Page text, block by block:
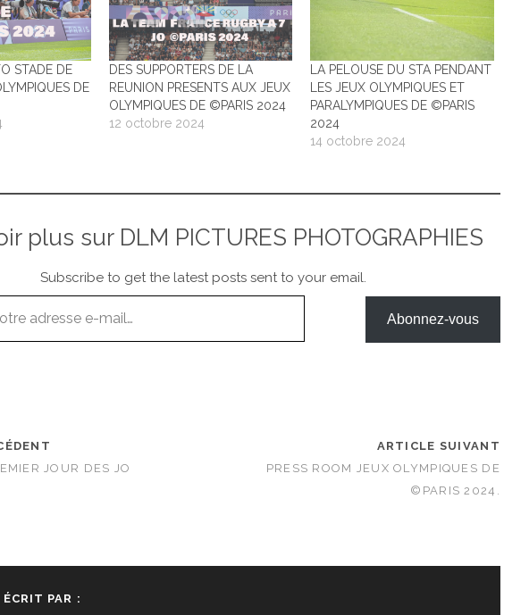
STADE DE
DE
DES SUPPORTERS DE LA
REUNION PRESENTS AUX JEUX
OLYMPIQUES DE ©PARIS 2024
12 octobre 2024
LA PELOUSE DU STA PENDANT
LES JEUX OLYMPIQUES ET
PARALYMPIQUES DE ©PARIS
2024
14 octobre 2024
plus sur DLM PICTURES PHOTOGRAPHIES
Subscribe to get the latest posts sent to your email.
Abonnez-vous
JOUR DES JO
ARTICLE SUIVANT
PRESS ROOM JEUX OLYMPIQUES DE
©PARIS 2024.
ÉCRIT PAR :